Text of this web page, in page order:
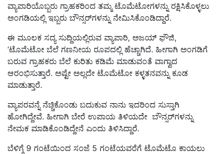
ವ್ಯಾಪಾರಿಯೊಬ್ಬರು ಗ್ರಾಹಕರಿಂದ ತಮ್ಮ ಟೊಮೆಟೋಗಳನ್ನು ರಕ್ಷಿಸಿಕೊಳ್ಳಲು
ಅಂಗಡಿಯಲ್ಲಿ ಇಬ್ಬರು ಬೌನ್ಸರ್‌ಗಳನ್ನು ನೇಮಿಸಿಕೊಂಡಿದ್ದಾರೆ.
ಈ ಮೂಲಕ ಸದ್ಯ ಸುದ್ದಿಯಲ್ಲಿರುವ ವ್ಯಾಪಾರಿ, ಅಜಯ್‌ ಫೌಜಿ,
‘ಟೊಮೆಟೋ ಬೆಲೆ ಗಣನೀಯ ರೂಪದಲ್ಲಿ ಹೆಚ್ಚಾಗಿದೆ. ಹೀಗಾಗಿ ಅಂಗಡಿಗೆ
ಬರುವ ಗ್ರಾಹಕರು ಬೆಲೆ ಕುರಿತು ಕಡಿಮೆ ಮಾಡುವಂತೆ ವಾಗ್ವಾದ
ಆರಂಭಿಸುತ್ತಾರೆ. ಅಷ್ಟೇ ಅಲ್ಲದೇ ಟೊಮೆಟೋ ಕಳ್ಳತನವನ್ನು ಕೂಡ
ಮಾಡುತ್ತಾರೆ.
ವ್ಯಾಪರವನ್ನೆ ನೆಚ್ಚಿಕೊಂಡು ಬದುಕುವ ನಾನು ಇದರಿಂದ ಸುಸ್ತಾಗಿ
ಹೋಗಿದ್ದೇವೆ. ಹೀಗಾಗಿ ಬೇರೆ ಉಪಾಯ ತಿಳಿಯದೇ ಬೌನ್ಸರ್‌ಗಳನ್ನು
ನೇಮಕ ಮಾಡಿಕೊಂಡಿದ್ದೇನೆ ಎಂದು ತಿಳಿಸಿದ್ದಾರೆ.
ಬೆಳಿಗ್ಗೆ 9 ಗಂಟೆಯಿಂದ ಸಂಜೆ 5 ಗಂಟೆಯವರೆಗೆ ಟೊಮೆಟೊ ಕಾಯಲು